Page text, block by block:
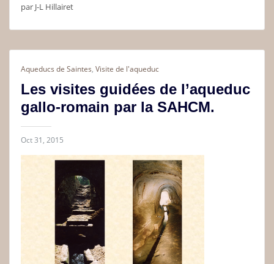
par J-L Hillairet
Aqueducs de Saintes, Visite de l'aqueduc
Les visites guidées de l’aqueduc
gallo-romain par la SAHCM.
Oct 31, 2015